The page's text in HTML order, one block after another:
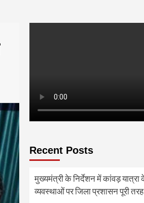
Recent Posts
मुख्यमंत्री के निर्देशन में कांवड़ यात्रा
व्यवस्थाओं पर जिला प्रशासन पूरी